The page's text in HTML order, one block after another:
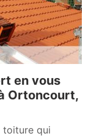
en vous
Ortoncourt,
toiture qui